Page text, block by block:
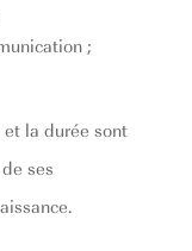
;
la durée sont
ses